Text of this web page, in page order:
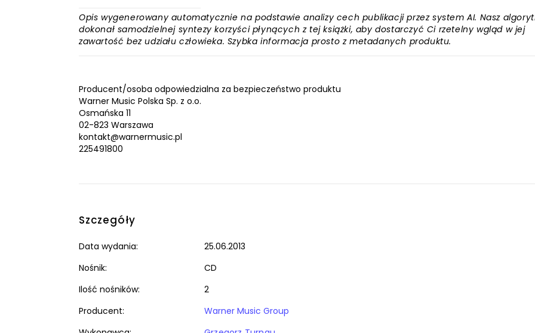
Opis wygenerowany automatycznie na podstawie analizy cech publikacji przez system AI. Nasz
dokonał samodzielnej syntezy korzyści płynących z tej książki, aby dostarczyć Ci rzetelny wgląd w jej
zawartość bez udziału człowieka. Szybka informacja prosto z metadanych produktu.
Producent/osoba odpowiedzialna za bezpieczeństwo produktu
Warner Music Polska Sp. z o.o.
Osmańska 11
02-823 Warszawa
kontakt@warnermusic.pl
225491800
Szczegóły
Data wydania:
25.06.2013
Nośnik:
CD
Ilość nośników:
2
Producent:
Warner Music Group